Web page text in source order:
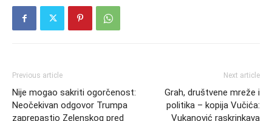
Previous article
Nije mogao sakriti ogorčenost:
Neočekivan odgovor Trumpa
zaprepastio Zelenskog pred
Next article
Grah, društvene mreže i
politika – kopija Vučića:
Vukanović raskrinkava